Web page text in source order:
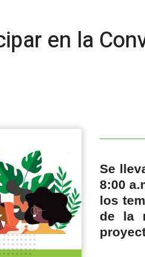
en la
Se
8:00
los
de la